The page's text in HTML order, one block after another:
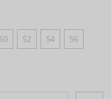
50 52 54 56